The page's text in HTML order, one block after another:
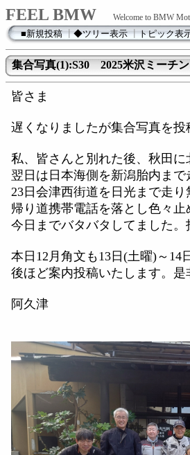
FEEL BMW Welcome to BMW
■新規投稿┃◆ツリー表示┃トピック表
集合写真(1):S30 2025米沢ミーチ
皆さま
遅くなりましたが集合写真を投
私、皆さんと別れた後、秋田
翌日は日本海側を新潟胎内ま
23日会津西街道を日光まで走り
帰り道携帯電話を落とし色々
今日までバタバタしてました
本日12月角文も13日(土曜)～14
後ほど案内投稿いたします。
阿久津